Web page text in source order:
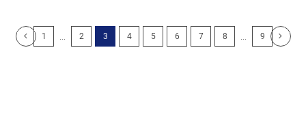
1 2 3 4 5 6 7 8 9